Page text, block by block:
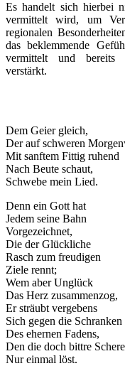
Es handelt sich hierbei
vermittelt wird, um
regionalen
das beklemmende
vermittelt und bereits
verstärkt.
Dem Geier gleich,
Der auf schweren
Mit sanftem Fittig ruhend
Nach Beute schaut,
Schwebe mein Lied.
Denn ein Gott hat
Jedem seine Bahn
Vorgezeichnet,
Die der Glückliche
Rasch zum freudigen
Ziele rennt;
Wem aber Unglück
Das Herz zusammenzog,
Er sträubt vergebens
Sich gegen die Schranken
Des ehernen Fadens,
Den die doch bittre Schere
Nur einmal löst.